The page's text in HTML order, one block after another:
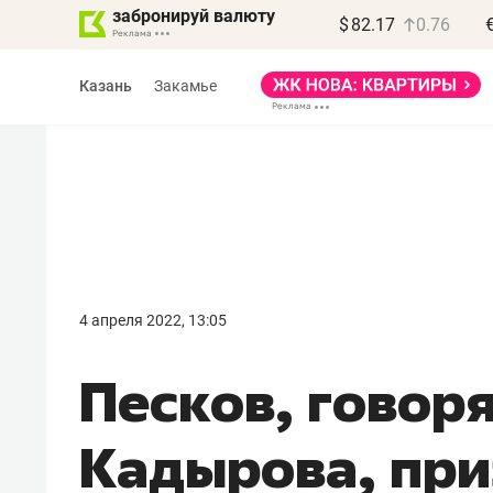
забронируй валюту $ 82.17 0.76
Казань Закамье
4 апреля 2022, 13:05
Песков,
Кадырова,
правил, бизнес может
потерять минимум